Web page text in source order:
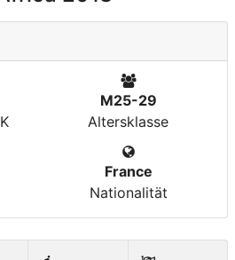
M25-29
Altersklasse
France
Nationalität